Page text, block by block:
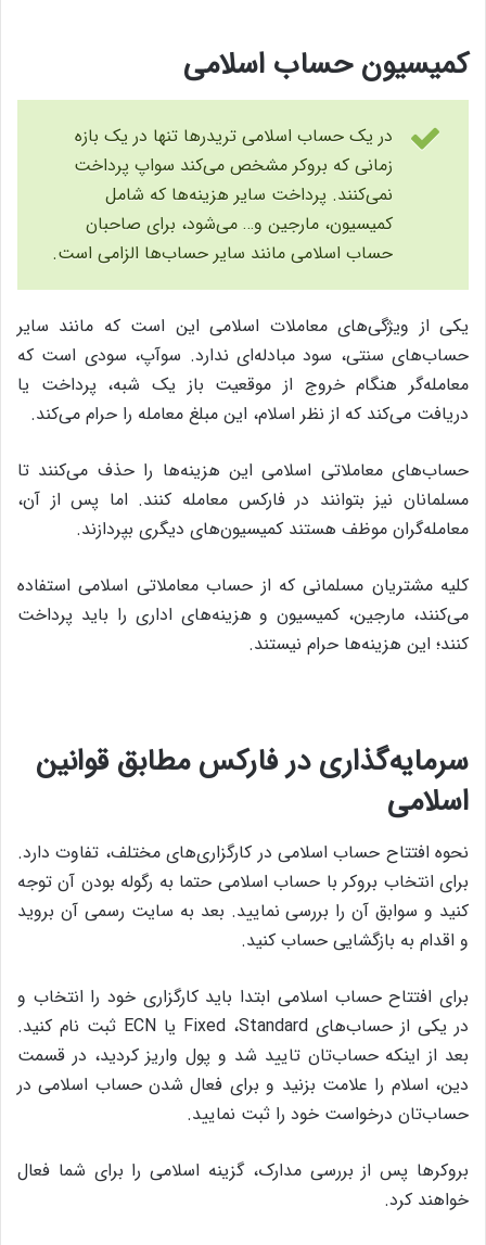
کمیسیون حساب اسلامی
در یک حساب اسلامی تریدرها تنها در یک بازه
زمانی که بروکر مشخص می‌کند سواپ پرداخت
نمی‌کنند. پرداخت سایر هزینه‌ها که شامل
کمیسیون، مارجین و… می‌شود،‌ برای صاحبان
حساب اسلامی مانند سایر حساب‌ها الزامی است.
یکی از ویژگی‌های معاملات اسلامی این است که مانند سایر
حساب‌های سنتی، سود مبادله‌‌ای ندارد. سوآپ، سودی است که
معامله‌‌گر هنگام خروج از موقعیت باز یک شبه، پرداخت یا
دریافت می‌‌کند که از نظر اسلام، این مبلغ معامله را حرام می‌کند.
حساب‌های معاملاتی اسلامی این هزینه‌ها را حذف می‌کنند تا
مسلمانان نیز بتوانند در فارکس معامله کنند. اما پس از آن،
معامله‌گران موظف هستند کمیسیون‌‌های دیگری بپردازند.
کلیه مشتریان مسلمانی که از حساب معاملاتی اسلامی استفاده
می‌کنند، مارجین، کمیسیون و هزینه‌های اداری را باید پرداخت
کنند؛ این هزینه‌‌ها حرام نیستند.
سرمایه‌گذاری در فارکس مطابق قوانین
اسلامی
نحوه افتتاح حساب اسلامی در کارگزاری‌های مختلف، تفاوت دارد.
برای انتخاب بروکر با حساب اسلامی حتما به رگوله بودن آن توجه
کنید و سوابق آن را بررسی نمایید. بعد به سایت رسمی آن بروید
و اقدام به بازگشایی حساب کنید.
برای افتتاح حساب اسلامی ابتدا باید کارگزاری خود را انتخاب و
در یکی از حساب‌های Fixed ،Standard یا ECN ثبت نام کنید.
بعد از اینکه حساب‌تان تایید شد و پول واریز کردید، در قسمت
دین، اسلام را علامت بزنید و برای فعال شدن حساب اسلامی در
حساب‌تان درخواست خود را ثبت نمایید.
بروکرها پس از بررسی مدارک، ‌گزینه اسلامی را برای شما فعال
خواهند کرد.